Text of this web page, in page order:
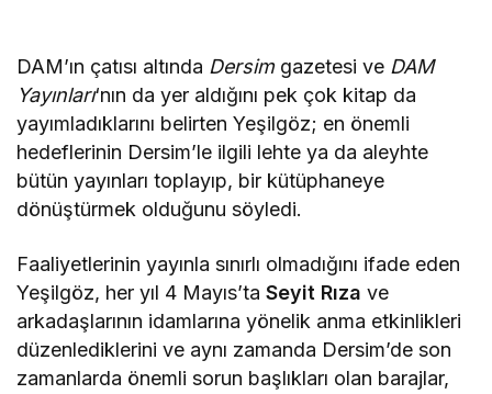
DAM’ın çatısı altında Dersim gazetesi ve DAM
Yayınları‘nın da yer aldığını pek çok kitap da
yayımladıklarını belirten Yeşilgöz; en önemli
hedeflerinin Dersim’le ilgili lehte ya da aleyhte
bütün yayınları toplayıp, bir kütüphaneye
dönüştürmek olduğunu söyledi.
Faaliyetlerinin yayınla sınırlı olmadığını ifade eden
Yeşilgöz, her yıl 4 Mayıs’taSeyit Rıza ve
arkadaşlarının idamlarına yönelik anma etkinlikleri
düzenlediklerini ve aynı zamanda Dersim’de son
zamanlarda önemli sorun başlıkları olan barajlar,